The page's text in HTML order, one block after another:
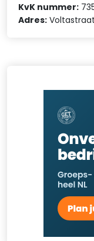
KvK nummer:
Adres: